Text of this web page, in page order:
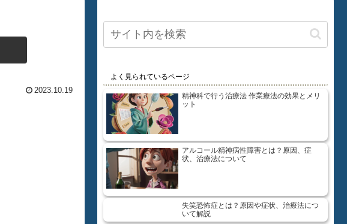
2023.10.19
よく見られているページ
精神科で行う治療法 作業療法の効果とメリ
ット
アルコール精神病性障害とは？原因、症
状、治療法について
失笑恐怖症とは？原因や症状、治療法につ
いて解説